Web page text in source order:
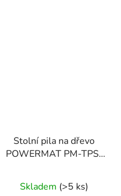
Stolní pila na dřevo
POWERMAT PM-TPS-
Skladem (>5 ks)